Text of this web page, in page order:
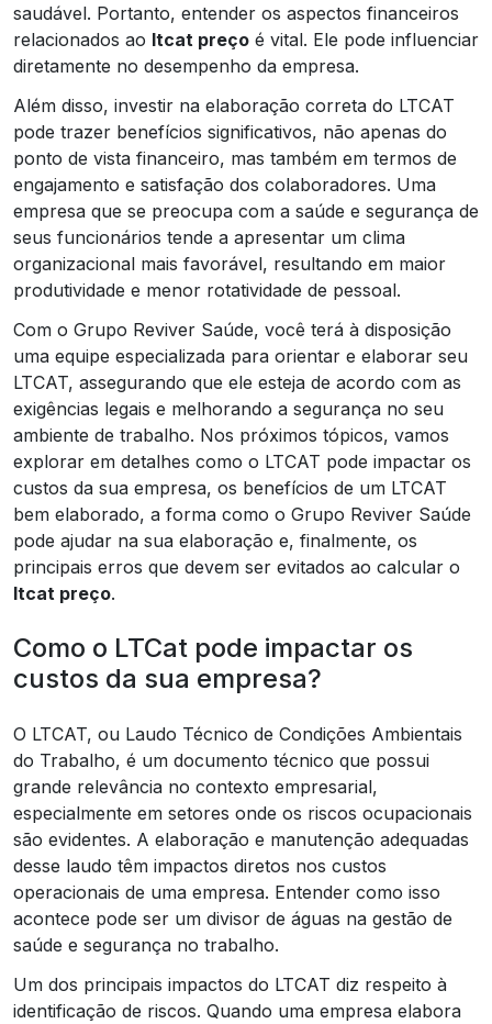
saudável. Portanto, entender os aspectos financeiros
relacionados ao ltcat preço é vital. Ele pode influenciar
diretamente no desempenho da empresa.
Além disso, investir na elaboração correta do LTCAT
pode trazer benefícios significativos, não apenas do
ponto de vista financeiro, mas também em termos de
engajamento e satisfação dos colaboradores. Uma
empresa que se preocupa com a saúde e segurança de
seus funcionários tende a apresentar um clima
organizacional mais favorável, resultando em maior
produtividade e menor rotatividade de pessoal.
Com o Grupo Reviver Saúde, você terá à disposição
uma equipe especializada para orientar e elaborar seu
LTCAT, assegurando que ele esteja de acordo com as
exigências legais e melhorando a segurança no seu
ambiente de trabalho. Nos próximos tópicos, vamos
explorar em detalhes como o LTCAT pode impactar os
custos da sua empresa, os benefícios de um LTCAT
bem elaborado, a forma como o Grupo Reviver Saúde
pode ajudar na sua elaboração e, finalmente, os
principais erros que devem ser evitados ao calcular o
ltcat preço.
Como o LTCat pode impactar os
custos da sua empresa?
O LTCAT, ou Laudo Técnico de Condições Ambientais
do Trabalho, é um documento técnico que possui
grande relevância no contexto empresarial,
especialmente em setores onde os riscos ocupacionais
são evidentes. A elaboração e manutenção adequadas
desse laudo têm impactos diretos nos custos
operacionais de uma empresa. Entender como isso
acontece pode ser um divisor de águas na gestão de
saúde e segurança no trabalho.
Um dos principais impactos do LTCAT diz respeito à
identificação de riscos. Quando uma empresa elabora